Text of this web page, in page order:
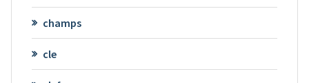
champs
cle